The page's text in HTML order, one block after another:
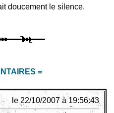
doucement le silence.
=
le 22/10/2007 à 19:56:43